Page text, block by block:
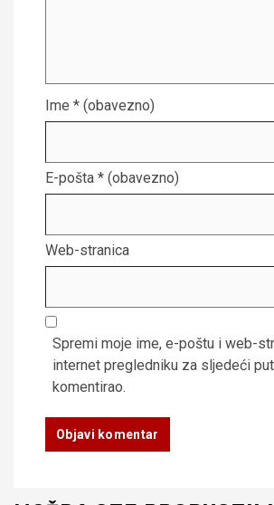
Ime * (obavezno)
E-pošta * (obavezno)
Web-stranica
Spremi moje ime, e-poštu i web-
internet pregledniku za sljedeći
komentirao.